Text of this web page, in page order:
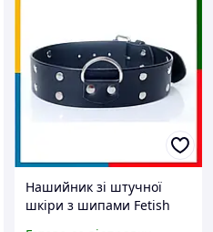
Нашийник зі штучної
шкіри з шипами Fetish